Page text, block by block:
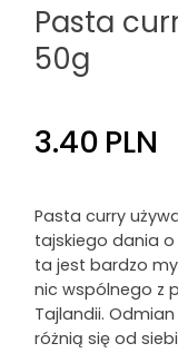
Pasta
50g
3.40 PLN
Pasta curry
tajskiego dania o
ta jest bardzo
nic wspólnego z
Tajlandii.
różnią się od